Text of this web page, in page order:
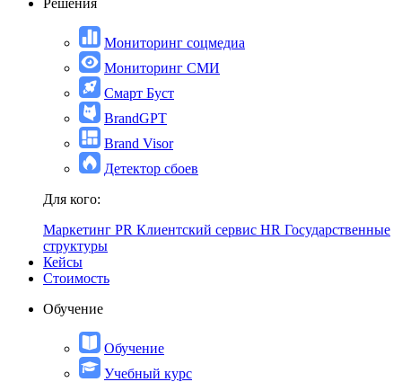
Мониторинг соцмедиа
Мониторинг СМИ
Смарт Буст
BrandGPT
Brand Visor
Детектор сбоев
Для кого:
Маркетинг PR Клиентский сервис HR Государственные
структуры
Кейсы
Стоимость
Обучение
Обучение
Учебный курс